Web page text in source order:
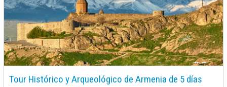
Tour Histórico y Arqueológico de Armenia de 5 días